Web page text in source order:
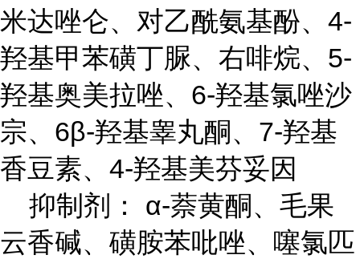
米达唑仑、对乙酰氨基酚、4-
羟基甲苯磺丁脲、右啡烷、5-
羟基奥美拉唑、6-羟基氯唑沙
宗、6β-羟基睾丸酮、7-羟基
香豆素、4-羟基美芬妥因
抑制剂： α-萘黄酮、毛果
云香碱、磺胺苯吡唑、噻氯匹